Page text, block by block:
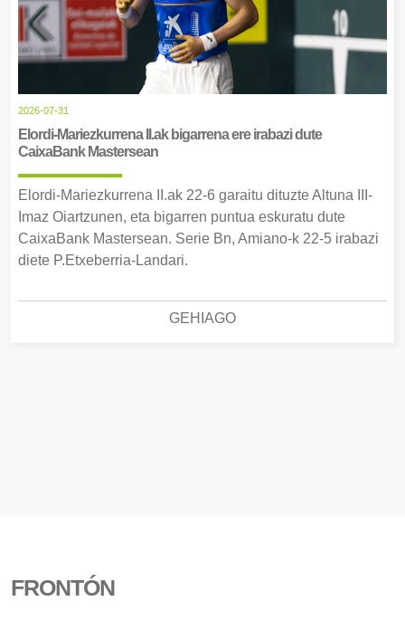
2026-07-31
Elordi-Mariezkurrena II.ak bigarrena ere irabazi dute
CaixaBank Mastersean
Elordi-Mariezkurrena II.ak 22-6 garaitu dituzte Altuna III-
Imaz Oiartzunen, eta bigarren puntua eskuratu dute
CaixaBank Mastersean. Serie Bn, Amiano-k 22-5 irabazi
diete P.Etxeberria-Landari.
GEHIAGO
FRONTÓN